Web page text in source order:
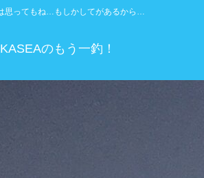
思ってもね…もしかしてがあるから…
のもう一釣！